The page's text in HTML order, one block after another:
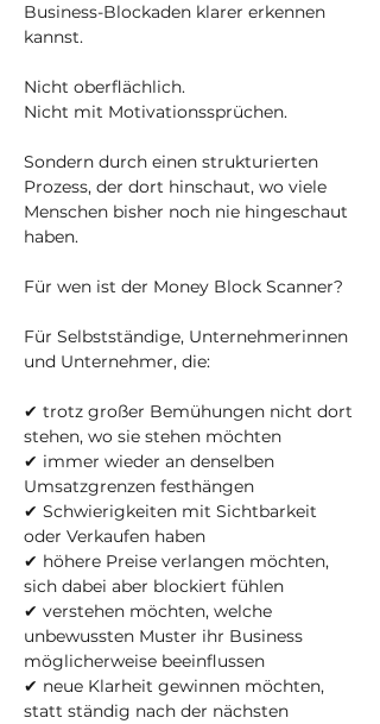
Business-Blockaden klarer erkennen
kannst.
Nicht oberflächlich.
Nicht mit Motivationssprüchen.
Sondern durch einen strukturierten
Prozess, der dort hinschaut, wo viele
Menschen bisher noch nie hingeschaut
haben.
Für wen ist der Money Block Scanner?
Für Selbstständige, Unternehmerinnen
und Unternehmer, die:
✔ trotz großer Bemühungen nicht dort
stehen, wo sie stehen möchten
✔ immer wieder an denselben
Umsatzgrenzen festhängen
✔ Schwierigkeiten mit Sichtbarkeit
oder Verkaufen haben
✔ höhere Preise verlangen möchten,
sich dabei aber blockiert fühlen
✔ verstehen möchten, welche
unbewussten Muster ihr Business
möglicherweise beeinflussen
✔ neue Klarheit gewinnen möchten,
statt ständig nach der nächsten